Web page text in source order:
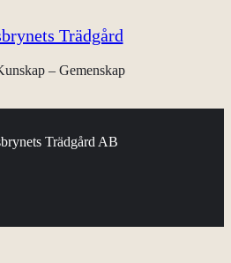
– Gemenskap
Trädgård AB